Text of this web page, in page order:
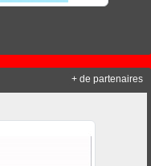
+ de partenaires